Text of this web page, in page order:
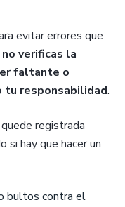
evitar errores que
no verificas la
faltante o
tu responsabilidad.
registrada
si hay que hacer un
bultos contra el